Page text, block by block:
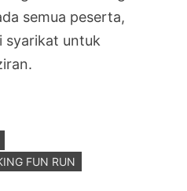
semua peserta,
syarikat untuk
FUN RUN